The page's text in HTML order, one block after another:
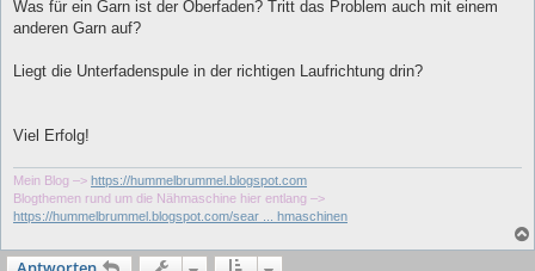
Was für ein Garn ist der Oberfaden? Tritt das Problem auch mit einem
anderen Garn auf?
Liegt die Unterfadenspule in der richtigen Laufrichtung drin?
Viel Erfolg!
Mein Blog –> https://hummelbrummel.blogspot.com
Blogthemen rund um die Nähmaschine hier entlang –>
https://hummelbrummel.blogspot.com/sear ... hmaschinen